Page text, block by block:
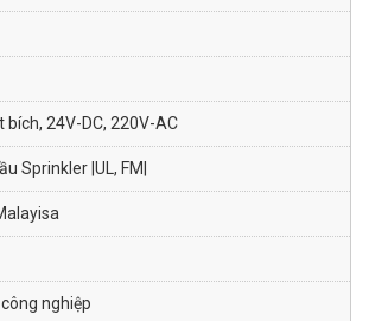
24V-DC, 220V-AC
Sprinkler |UL, FM|
nghiệp